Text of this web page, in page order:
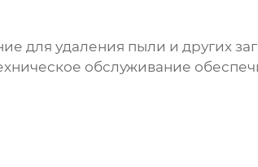
для удаления пыли и других
обслуживание